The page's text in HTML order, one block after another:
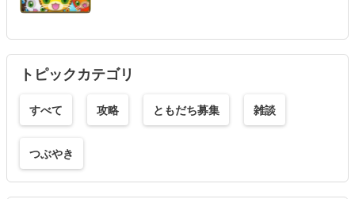
トピックカテゴリ
すべて 攻略 ともだち募集 雑談
つぶやき